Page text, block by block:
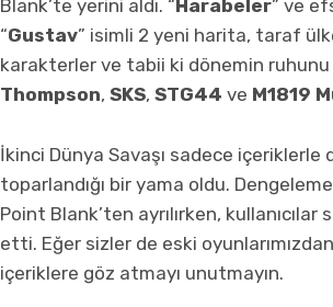
Blank’te yerini aldı. “Harabeler” ve
“Gustav” isimli 2 yeni harita, taraf
karakterler ve tabii ki dönemin
Thompson, SKS, STG44 ve M1819
İkinci Dünya Savaşı sadece
toparlandığı bir yama oldu.
Point Blank’ten ayrılırken,
etti. Eğer sizler de eski
içeriklere göz atmayı unutmayın.